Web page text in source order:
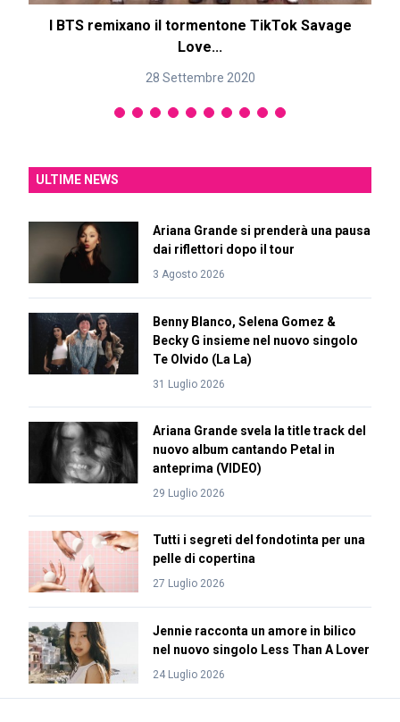
I BTS remixano il tormentone TikTok Savage
Love...
28 Settembre 2020
ULTIME NEWS
Ariana Grande si prenderà una pausa
dai riflettori dopo il tour
3 Agosto 2026
Benny Blanco, Selena Gomez &
Becky G insieme nel nuovo singolo
Te Olvido (La La)
31 Luglio 2026
Ariana Grande svela la title track del
nuovo album cantando Petal in
anteprima (VIDEO)
29 Luglio 2026
Tutti i segreti del fondotinta per una
pelle di copertina
27 Luglio 2026
Jennie racconta un amore in bilico
nel nuovo singolo Less Than A Lover
24 Luglio 2026